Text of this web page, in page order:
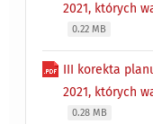
2021, których
0.22 MB
III korekta
2021, których
0.28 MB